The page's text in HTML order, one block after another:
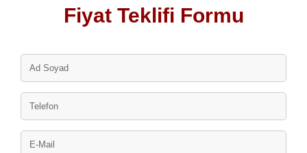
Fiyat Teklifi Formu